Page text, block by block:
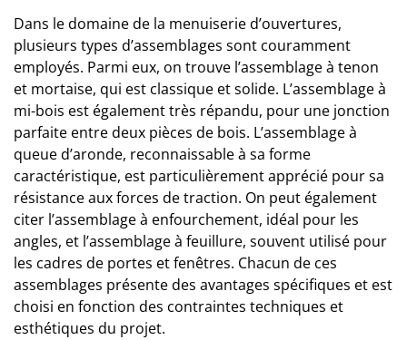
Dans le domaine de la menuiseried’ouvertures,
plusieurs types d’assemblages sont couramment
employés. Parmi eux, on trouve l’assemblage à tenon
et mortaise, qui est classique et solide. L’assemblage à
mi-bois est également très répandu, pour une jonction
parfaite entre deux pièces de bois. L’assemblage à
queue d’aronde, reconnaissable à sa forme
caractéristique, est particulièrement apprécié pour sa
résistance aux forces de traction. On peut également
citer l’assemblage à enfourchement, idéal pour les
angles, et l’assemblage à feuillure, souvent utilisé pour
les cadres de portes et fenêtres. Chacun de ces
assemblages présente des avantages spécifiques et est
choisi en fonction des contraintes techniques et
esthétiques du projet.